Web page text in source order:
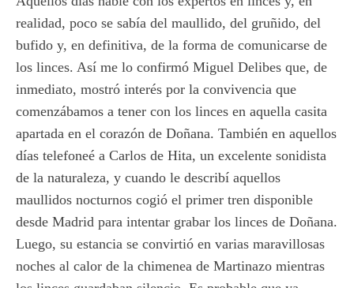
realidad, poco se sabía del maullido, del gruñido, del
bufido y, en definitiva, de la forma de comunicarse de
los linces. Así me lo confirmó Miguel Delibes que, de
inmediato, mostró interés por la convivencia que
comenzábamos a tener con los linces en aquella casita
apartada en el corazón de Doñana. También en aquellos
días telefoneé a Carlos de Hita, un excelente sonidista
de la naturaleza, y cuando le describí aquellos
maullidos nocturnos cogió el primer tren disponible
desde Madrid para intentar grabar los linces de Doñana.
Luego, su estancia se convirtió en varias maravillosas
noches al calor de la chimenea de Martinazo mientras